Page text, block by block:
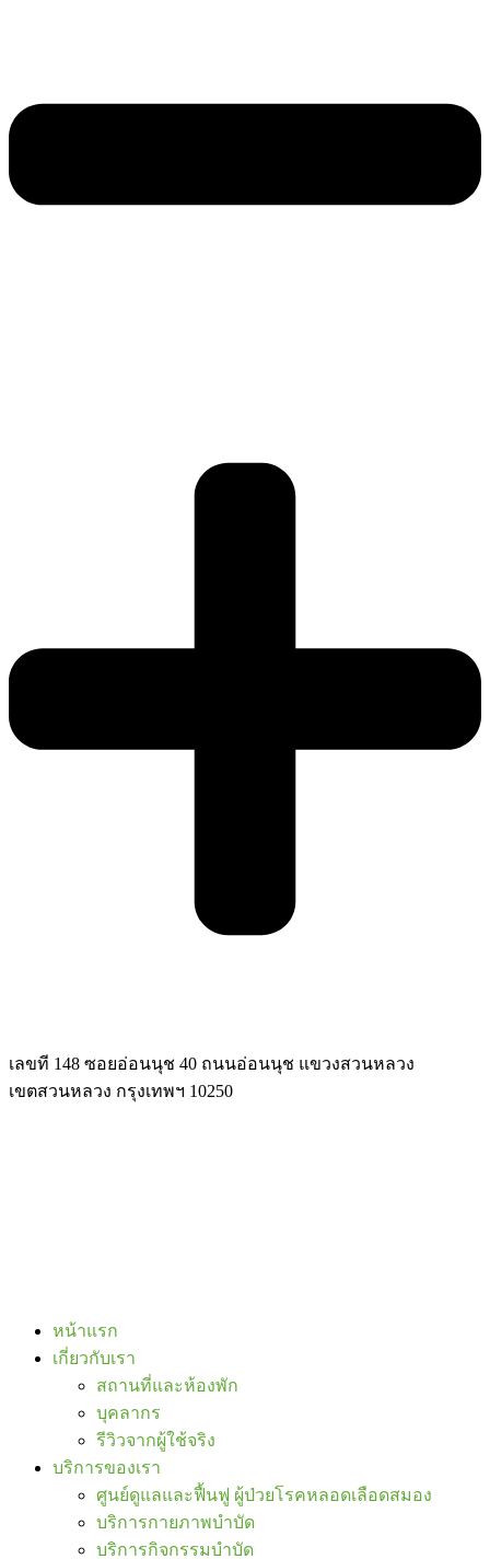
เลขที 148 ซอยอ่อนนุช 40 ถนนอ่อนนุช แขวงสวนหลวง
เขตสวนหลวง กรุงเทพฯ 10250
หน้าแรก
เกี่ยวกับเรา
สถานที่และห้องพัก
บุคลากร
รีวิวจากผู้ใช้จริง
บริการของเรา
ศูนย์ดูแลและฟื้นฟู ผู้ป่วยโรคหลอดเลือดสมอง
บริการกายภาพบำบัด
บริการกิจกรรมบำบัด